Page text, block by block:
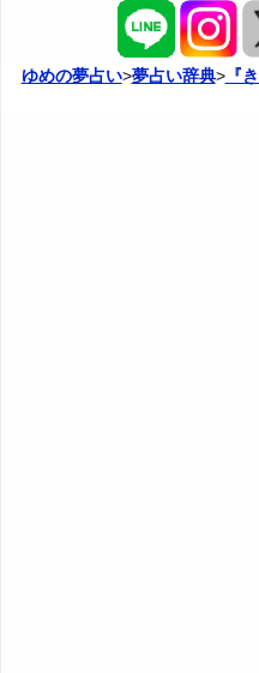
3. キジが大空を羽ばたく夢
標達成意欲
4. キジが颯爽と飛び立つ夢
28. キジに怒られる夢 - 力
29. キジに襲われる夢 - 脅
30. キジにくちばしで襲わ
1P: キジの夢Home
2P: 感情やキジの状況の夢
夢占い掲示板
ゆめの夢占い>夢占い辞典>『